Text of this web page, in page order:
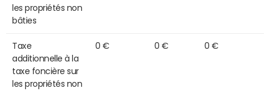
les propriétés non
bâties
Taxe
additionnelle à la
taxe foncière sur
les propriétés non
0 € 0 € 0 €